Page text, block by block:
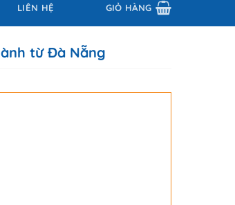
LIÊN HỆ GIỎ HÀNG
từ Đà Nẵng